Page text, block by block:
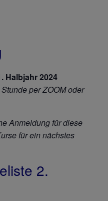
Halbjahr 2024
per ZOOM oder
Anmeldung für diese
für ein nächstes
2.